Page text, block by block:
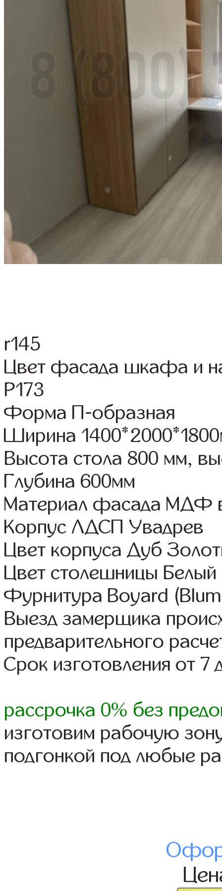
r145
Цвет фасада шкафа и
Р173
Форма П-образная
Ширина
Высота стола 800 мм,
Глубина 600мм
Материал фасада МДФ
Корпус ЛДСП Увадрев
Цвет корпуса Дуб
Цвет столешницы Белый
Фурнитура Boyard
Выезд замерщика
предварительного
Срок изготовления от 7
рассрочка 0% без
изготовим рабочую
подгонкой под любые